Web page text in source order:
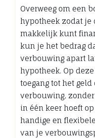
Overweeg om een
hypotheek zodat je
makkelijk kunt
kun je het bedrag
verbouwing apart
hypotheek. Op
toegang tot het
verbouwing,
in één keer hoeft
handige en
van je